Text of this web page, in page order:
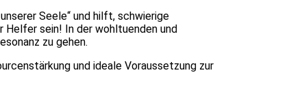
Seele“ und hilft, schwierige
Helfer sein! In der wohltuenden und
zu gehen.
und ideale Voraussetzung zur